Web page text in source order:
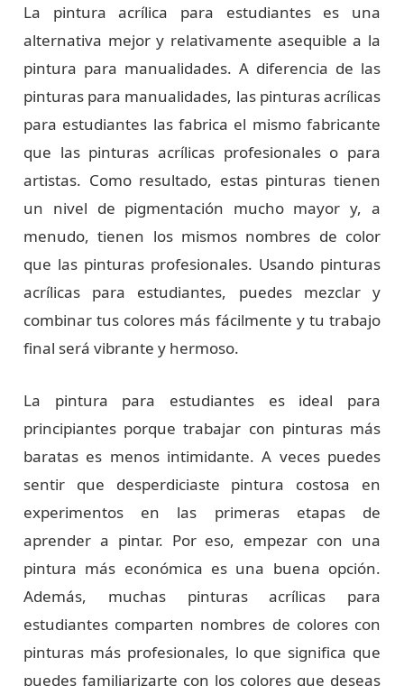
La pintura acrílica para estudiantes es una
alternativa mejor y relativamente asequible a la
pintura para manualidades. A diferencia de las
pinturas para manualidades, las pinturas acrílicas
para estudiantes las fabrica el mismo fabricante
que las pinturas acrílicas profesionales o para
artistas. Como resultado, estas pinturas tienen
un nivel de pigmentación mucho mayor y, a
menudo, tienen los mismos nombres de color
que las pinturas profesionales. Usando pinturas
acrílicas para estudiantes, puedes mezclar y
combinar tus colores más fácilmente y tu trabajo
final será vibrante y hermoso.
La pintura para estudiantes es ideal para
principiantes porque trabajar con pinturas más
baratas es menos intimidante. A veces puedes
sentir que desperdiciaste pintura costosa en
experimentos en las primeras etapas de
aprender a pintar. Por eso, empezar con una
pintura más económica es una buena opción.
Además, muchas pinturas acrílicas para
estudiantes comparten nombres de colores con
pinturas más profesionales, lo que significa que
puedes familiarizarte con los colores que deseas